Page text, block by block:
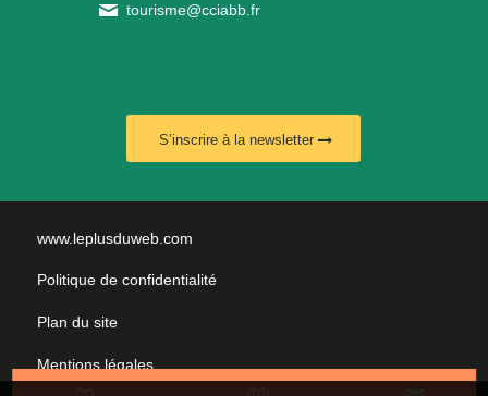
tourisme@cciabb.fr
S’inscrire à la newsletter
www.leplusduweb.com
Politique de confidentialité
Plan du site
Mentions légales